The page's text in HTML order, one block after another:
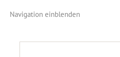
Navigation einblenden